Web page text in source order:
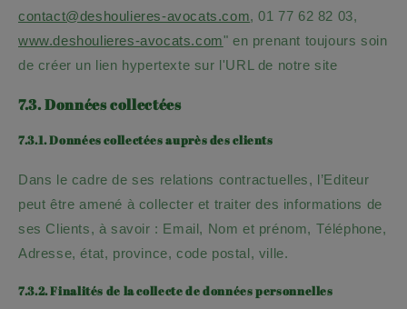
contact@deshoulieres-avocats.com, 01 77 62 82 03,
www.deshoulieres-avocats.com" en prenant toujours soin
de créer un lien hypertexte sur l'URL de notre site
7.3. Données collectées
7.3.1. Données collectées auprès des clients
Dans le cadre de ses relations contractuelles, l’Editeur
peut être amené à collecter et traiter des informations de
ses Clients, à savoir : Email, Nom et prénom, Téléphone,
Adresse, état, province, code postal, ville.
7.3.2. Finalités de la collecte de données personnelles